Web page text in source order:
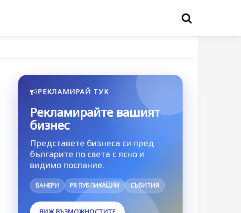
РЕКЛАМИРАЙ ТУК
Рекламирайте вашият
бизнес
Представете бизнеса си пред
българите по света с ясно и
видимо послание.
БАНЕРИ PR ПУБЛИКАЦИИ СЪБИТИЯ